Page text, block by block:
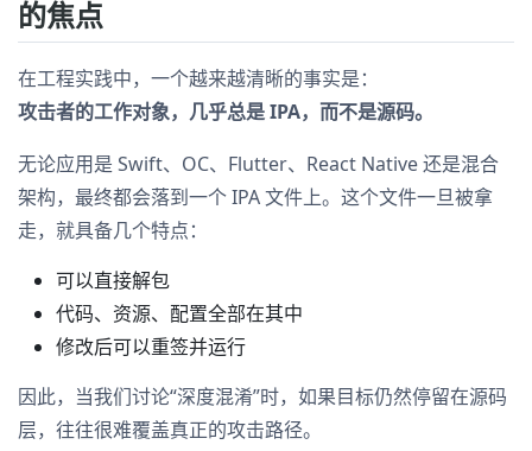
的焦点
在工程实践中，一个越来越清晰的事实是：
攻击者的工作对象，几乎总是 IPA，而不是源码。
无论应用是 Swift、OC、Flutter、React Native 还是混合
架构，最终都会落到一个 IPA 文件上。这个文件一旦被拿
走，就具备几个特点：
可以直接解包
代码、资源、配置全部在其中
修改后可以重签并运行
因此，当我们讨论“深度混淆”时，如果目标仍然停留在源码
层，往往很难覆盖真正的攻击路径。